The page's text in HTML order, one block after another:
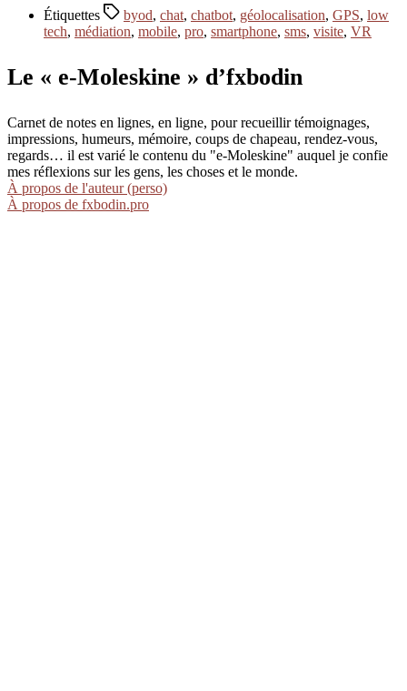
Étiquettes byod, chat, chatbot, géolocalisation, GPS, low
tech, médiation, mobile, pro, smartphone, sms, visite, VR
Le « e-Moleskine » d’fxbodin
Carnet de notes en lignes, en ligne, pour recueillir témoignages,
impressions, humeurs, mémoire, coups de chapeau, rendez-vous,
regards… il est varié le contenu du "e-Moleskine" auquel je confie
mes réflexions sur les gens, les choses et le monde.
À propos de l'auteur (perso)
À propos de fxbodin.pro